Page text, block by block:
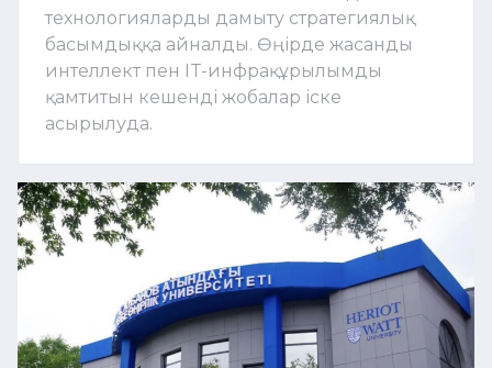
технологияларды дамыту стратегиялық
басымдыққа айналды. Өңірде жасанды
интеллект пен IT-инфрақұрылымды
қамтитын кешенді жобалар іске
асырылуда.